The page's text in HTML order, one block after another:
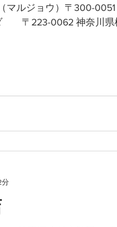
ルジョウ）〒300-
〒223-0062 神奈川県
分